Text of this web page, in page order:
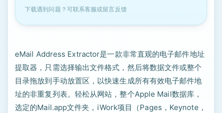
下载遇到问题？可联系客服或留言反馈
eMail Address Extractor是一款非常直观的电子邮件地址
提取器，只需选择输出文件格式，然后将数据文件或整个
目录拖放到手动放置区，以快速生成所有有效电子邮件地
址的非重复列表。轻松从网站，整个Apple Mail数据库，
选定的Mail.app文件夹，iWork项目（Pages，Keynote，